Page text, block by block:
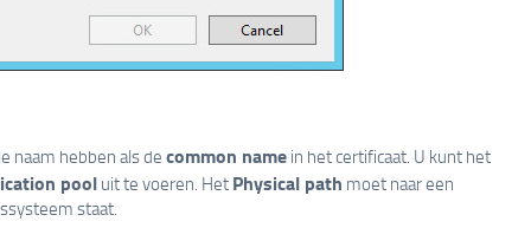
naam hebben als de common name in het certificaat. U kunt het
pool uit te voeren. Het Physical path moet naar een
staat.